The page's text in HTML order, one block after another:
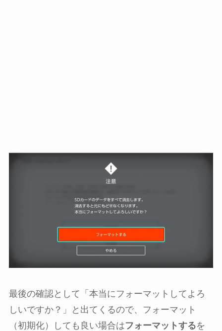
最後の確認として「本当にフォーマットしてよろ
しいですか？」と出てくるので、フォーマット
（初期化）しても良い場合はフォーマットするを